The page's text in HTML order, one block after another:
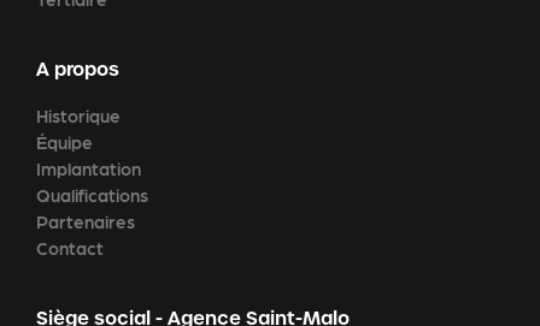
A propos
Historique
Équipe
Implantation
Qualifications
Partenaires
Contact
Siège social - Agence Saint-Malo